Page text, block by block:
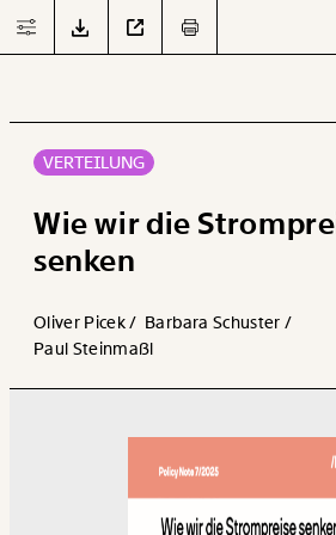
Arbeit
Verteilung
Datensätze
second
VERTEILUNG
Wie wir die
senken
Oliver Picek / Barbara Schuster /
Paul Steinmaßl
JETZT
DOWNLOADEN